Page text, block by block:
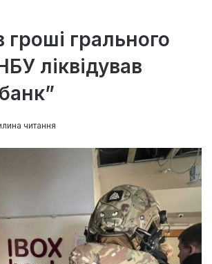
гроші грального
ліквідував
читання